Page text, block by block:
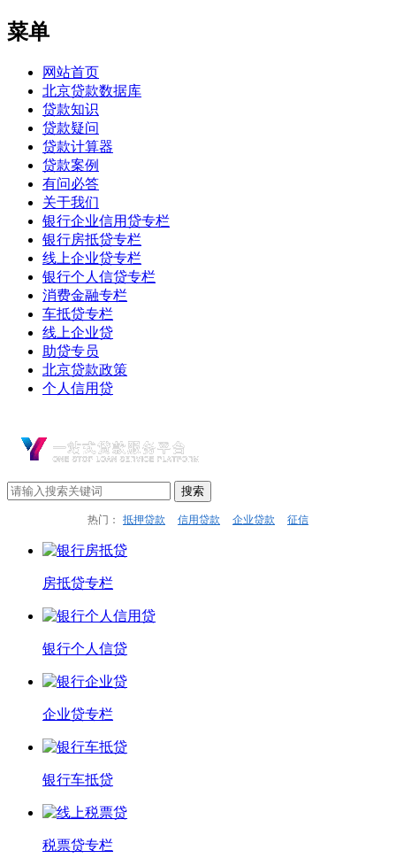
菜单
网站首页
北京贷款数据库
贷款知识
贷款疑问
贷款计算器
贷款案例
有问必答
关于我们
银行企业信用贷专栏
银行房抵贷专栏
线上企业贷专栏
银行个人信贷专栏
消费金融专栏
车抵贷专栏
线上企业贷
助贷专员
北京贷款政策
个人信用贷
热门： 抵押贷款 信用贷款 企业贷款 征信
房抵贷专栏
银行个人信贷
企业贷专栏
银行车抵贷
税票贷专栏